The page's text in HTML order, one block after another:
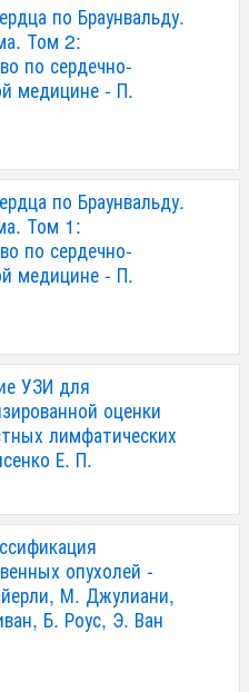
по Браунвальду.
Том 2:
по сердечно-
медицине - П.
по Браунвальду.
Том 1:
по сердечно-
медицине - П.
УЗИ для
оценки
лимфатических
Е. П.
опухолей -
М. Джулиани,
Б. Роус, Э. Ван